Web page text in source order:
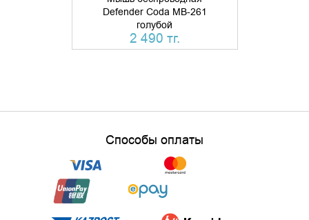
Defender Coda MB-261
голубой
2 490 тг.
Способы оплаты